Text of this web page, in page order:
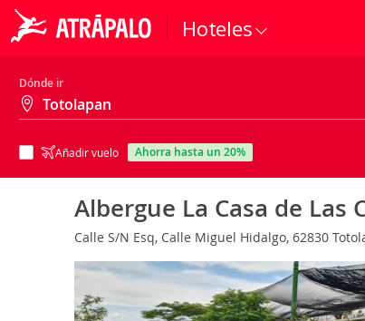
Hoteles
Dónde ir
Añadir vuelo ahorra hasta un 20%
Albergue La Casa de Las
Calle S/N Esq, Calle Miguel Hidalgo, 62830